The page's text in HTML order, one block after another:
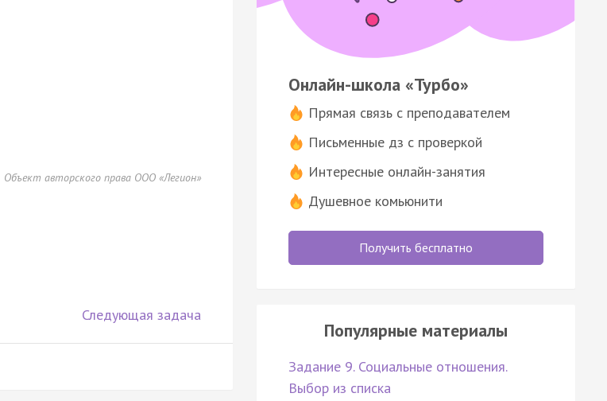
Объект авторского права ООО «Легион»
Следующая задача
Онлайн-школа «Турбо»
Прямая связь с преподавателем
Письменные дз с проверкой
Интересные онлайн-занятия
Душевное комьюнити
Получить бесплатно
Популярные материалы
Задание 9. Социальные отношения.
Выбор из списка